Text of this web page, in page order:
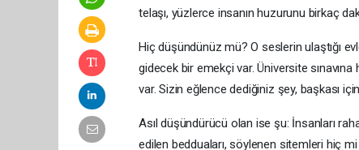
telaşı, yüzlerce insanın huzurunu birkaç
Hiç düşündünüz mü? O seslerin ulaştığı
gidecek bir emekçi var. Üniversite
var. Sizin eğlence dediğiniz şey, başkası
Asıl düşündürücü olan ise şu: İnsanları
edilen bedduaları, söylenen sitemleri hiç